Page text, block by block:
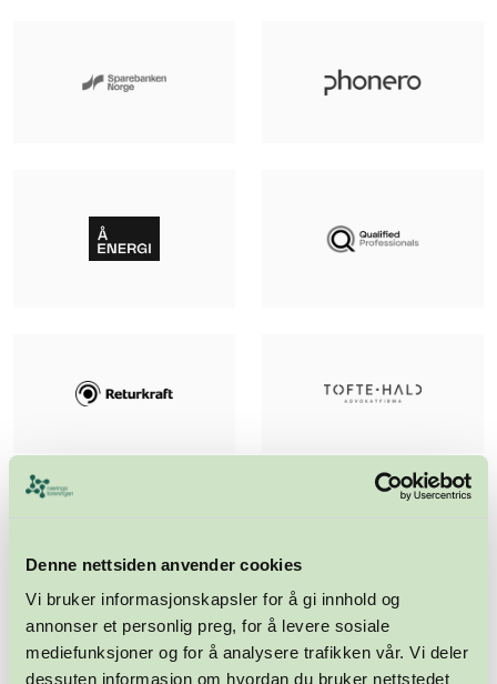
Denne nettsiden anvender cookies
Vi bruker informasjonskapsler for å gi innhold og
annonser et personlig preg, for å levere sosiale
mediefunksjoner og for å analysere trafikken vår. Vi deler
dessuten informasjon om hvordan du bruker nettstedet